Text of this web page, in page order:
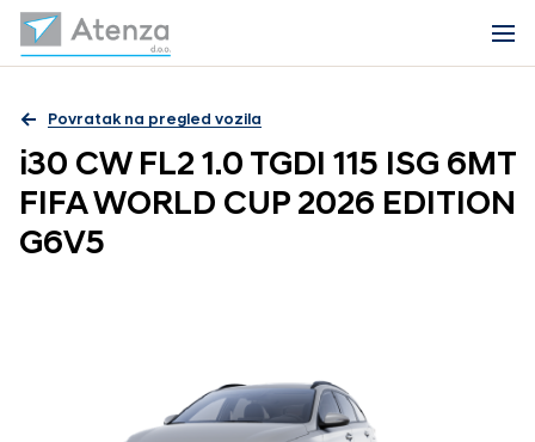
Povratak na pregled vozila
i30 CW FL2 1.0 TGDI 115 ISG 6MT
FIFA WORLD CUP 2026 EDITION
G6V5